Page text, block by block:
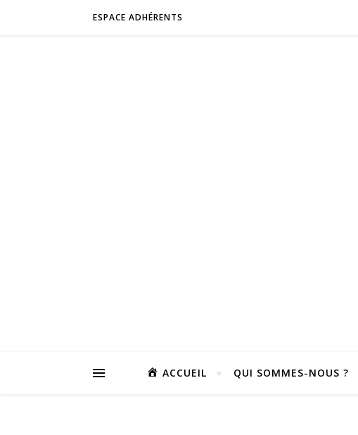
ESPACE ADHÉRENTS
ACCUEIL QUI SOMMES-NOUS ?